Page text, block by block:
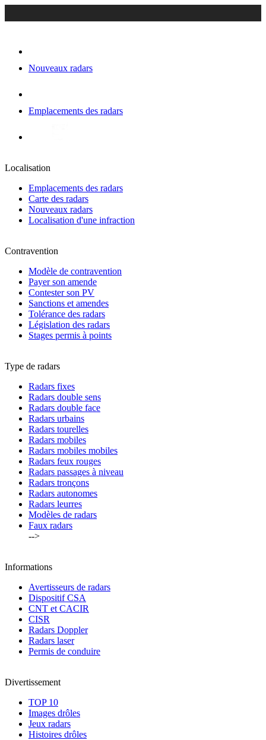
Nouveaux radars
Emplacements des radars
Localisation
Emplacements des radars
Carte des radars
Nouveaux radars
Localisation d'une infraction
Contravention
Modèle de contravention
Payer son amende
Contester son PV
Sanctions et amendes
Tolérance des radars
Législation des radars
Stages permis à points
Type de radars
Radars fixes
Radars double sens
Radars double face
Radars urbains
Radars tourelles
Radars mobiles
Radars mobiles mobiles
Radars feux rouges
Radars passages à niveau
Radars tronçons
Radars autonomes
Radars leurres
Modèles de radars
Faux radars
-->
Informations
Avertisseurs de radars
Dispositif CSA
CNT et CACIR
CISR
Radars Doppler
Radars laser
Permis de conduire
Divertissement
TOP 10
Images drôles
Jeux radars
Histoires drôles